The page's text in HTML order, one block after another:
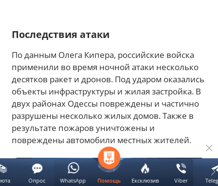
Последствия атаки
По данным Олега Кипера, российские войска
применили во время ночной атаки несколько
десятков ракет и дронов. Под ударом оказались
объекты инфраструктуры и жилая застройка. В
двух районах Одессы повреждены и частично
разрушены несколько жилых домов. Также в
результате пожаров уничтожены и
повреждены автомобили местных жителей.
Помощь Ексклюзив Viber
Опрос WhatsApp